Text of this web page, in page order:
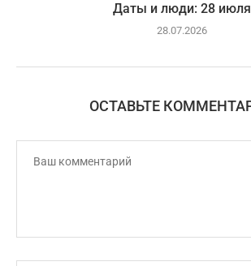
Даты и люди: 28 июля
28.07.2026
ОСТАВЬТЕ